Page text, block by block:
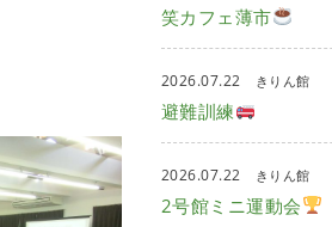
笑カフェ薄市
2026.07.22 きりん館
避難訓練
2026.07.22 きりん館
2号館ミニ運動会